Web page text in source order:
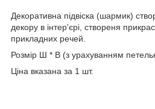
Декоративна підвіска (шармик)
декору в інтер'єрі, створеня
прикладних речей.
Розмір Ш * В (з урахуванням
Ціна вказана за 1 шт.